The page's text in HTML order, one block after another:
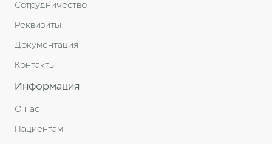
Информация
О нас
Пациентам
Сотрудничество
Реквизиты
Документация
Контакты